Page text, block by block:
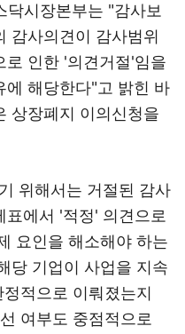
닥시장본부는 "감사보
감사의견이 감사범위
로 인한 '의견거절'임을
에 해당한다"고 밝힌 바
상장폐지 이의신청을
위해서는 거절된 감사
에서 '적정' 의견으로
요인을 해소해야 하는
당 기업이 사업을 지속
적으로 이뤄졌는지
여부도 중점적으로